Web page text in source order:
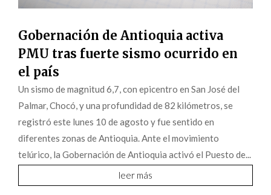
Gobernación de Antioquia activa
PMU tras fuerte sismo ocurrido en
el país
Un sismo de magnitud 6,7, con epicentro en San José del
Palmar, Chocó, y una profundidad de 82 kilómetros, se
registró este lunes 10 de agosto y fue sentido en
diferentes zonas de Antioquia. Ante el movimiento
telúrico, la Gobernación de Antioquia activó el Puesto de...
leer más